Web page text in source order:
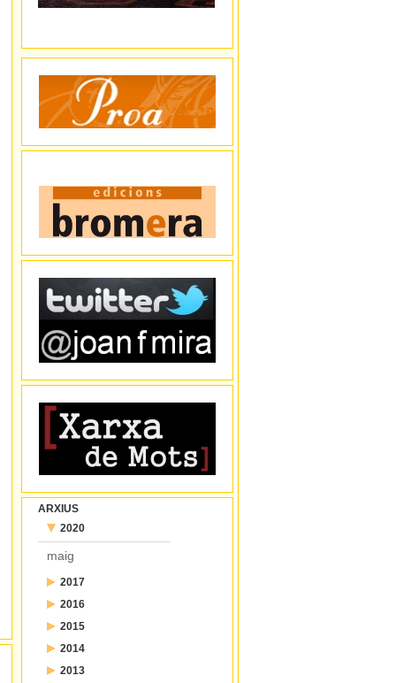
ARXIUS
2020
maig
2017
juliol2016
desembre
2015
desembre
2014
desembre
2013